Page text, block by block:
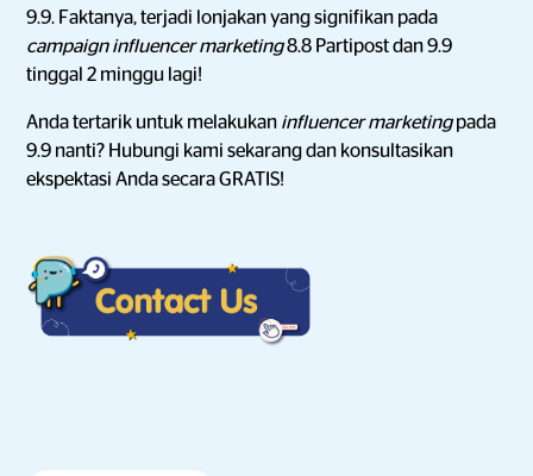
9.9. Faktanya, terjadi lonjakan yang signifikan pada
campaign influencer marketing8.8 Partipost dan 9.9
tinggal 2 minggu lagi!
Anda tertarik untuk melakukan influencer marketingpada
9.9 nanti? Hubungi kami sekarang dan konsultasikan
ekspektasi Anda secara GRATIS!